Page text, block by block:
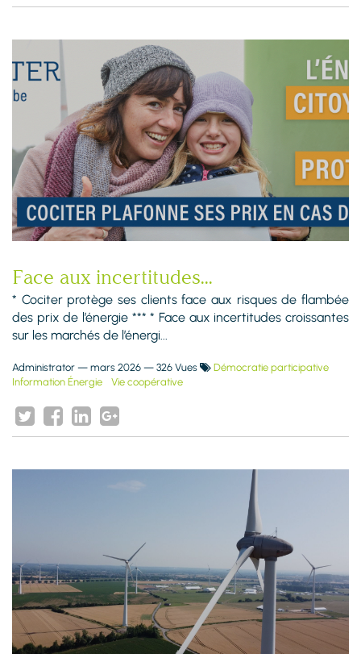
Face aux incertitudes...
* Cociter protège ses clients face aux risques de flambée
des prix de l’énergie *** * Face aux incertitudes croissantes
sur les marchés de l’énergi...
Administrator — mars 2026 — 326 Vues
Démocratie participative
Information Énergie
Vie coopérative